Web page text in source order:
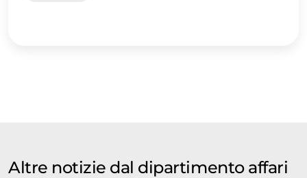
Altre notizie dal dipartimento affari